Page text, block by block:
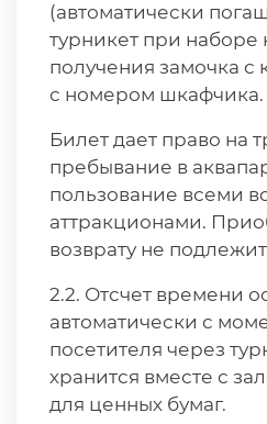
(автоматически
турникет при наборе
получения замочка
с номером шкафчика.
Билет дает право на
пребывание в
пользование всеми
аттракционами.
возврату не
2.2. Отсчет времени
автоматически с
посетителя через
хранится вместе с
для ценных бумаг.